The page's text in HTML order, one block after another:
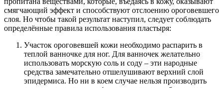
смягчающий эффект и способствуют отслоению ороговевшего
слоя. Но чтобы такой результат наступил, следует соблюдать
определённые правила использования пластыря:
Участок ороговевшей кожи необходимо распарить в
теплой ванночке для ног. Для ванночек желательно
использовать морскую соль и соду – эти народные
средства замечательно отшелушивают верхний слой
эпидермиса. Но ни в коем случае нельзя производить